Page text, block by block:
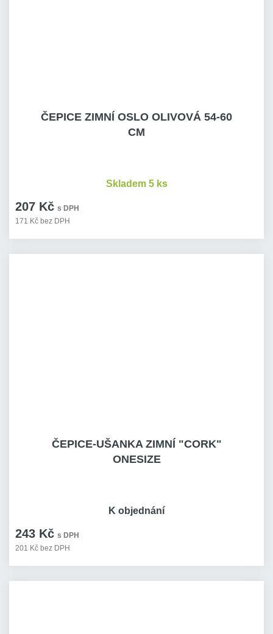
ČEPICE ZIMNÍ OSLO OLIVOVÁ 54-60
CM
207 Kč s DPH
171 Kč bez DPH
Skladem 5 ks
ČEPICE-UŠANKA ZIMNÍ "CORK"
ONESIZE
243 Kč s DPH
201 Kč bez DPH
K objednání